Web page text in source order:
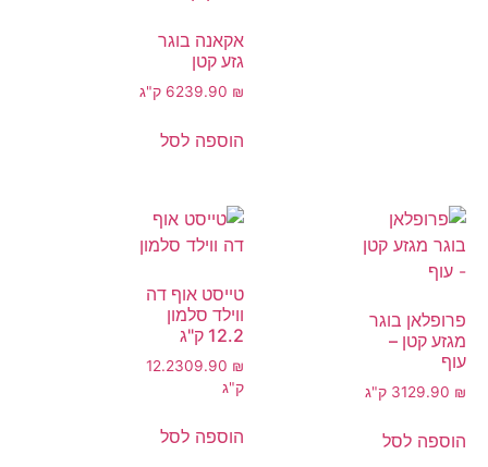
אקאנה בוגר
גזע קטן
239.90 ₪ 6 ק"ג
הוספה לסל
פרופלאן בוגר
מגזע קטן –
עוף
129.90 ₪ 3 ק"ג
הוספה לסל
טייסט אוף דה
ווילד סלמון
12.2 ק"ג
309.90 ₪
12.2
ק"ג
הוספה לסל